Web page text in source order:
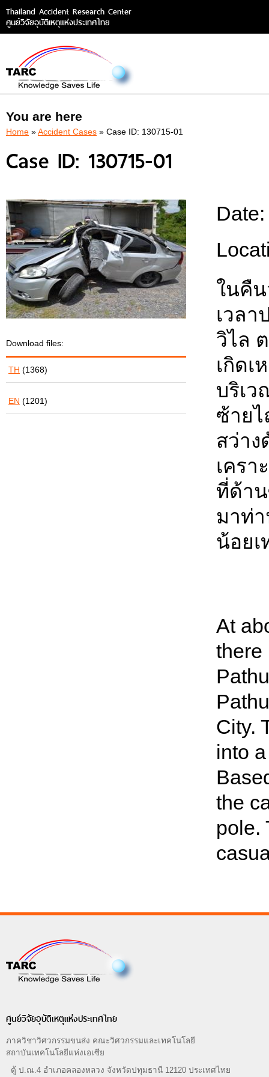
Thailand Accident Research Center
ศูนย์วิจัยอุบัติเหตุแห่งประเทศไทย
You are here
Home »Accident Cases » Case ID: 130715-01
Case ID: 130715-01
Download files:
TH (1368)
EN (1201)
ในคื
เวล
วิไล
เกิดเ
บริเว
ซ้ายไ
สว่า
เครา
ที่ด้า
มาท่า
น้อย
At
there
City.
into
the
pole.
ศูนย์วิจัยอุบัติเหตุแห่งประเทศไทย
ภาควิชาวิศวกรรมขนส่ง คณะวิศวกรรมและเทคโนโลยี
สถาบันเทคโนโลยีแห่งเอเซีย
ตู้ ป.ณ.4 อำเภอคลองหลวง จังหวัดปทุมธานี 12120 ประเทศไทย